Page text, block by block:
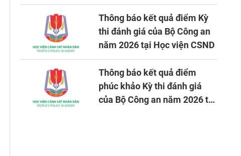
đảm bảo an ninh quốc gia
trong tình hình hiện nay
Thông báo kết quả điểm Kỳ
thi đánh giá của Bộ Công an
năm 2026 tại Học viện CSND
Thông báo kết quả điểm
phúc khảo Kỳ thi đánh giá
của Bộ Công an năm 2026 tại